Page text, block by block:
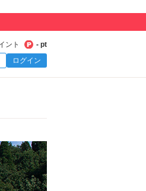
ント
- pt
ログイン